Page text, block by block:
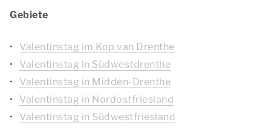
Gebiete
Valentinstag im Kop van Drenthe
Valentinstag in Südwestdrenthe
Valentinstag in Midden-Drenthe
Valentinstag in Nordostfriesland
Valentinstag in Südwestfriesland